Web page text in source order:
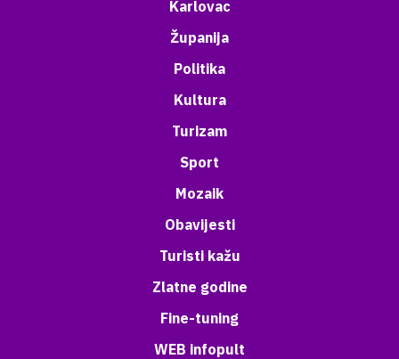
Karlovac
Županija
Politika
Kultura
Turizam
Sport
Mozaik
Obavijesti
Turisti kažu
Zlatne godine
Fine-tuning
WEB infopult